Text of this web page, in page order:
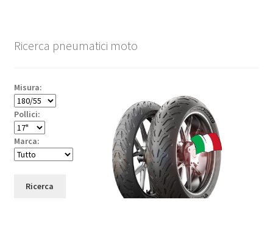
Ricerca pneumatici moto
Misura:
Pollici:
Marca:
Ricerca